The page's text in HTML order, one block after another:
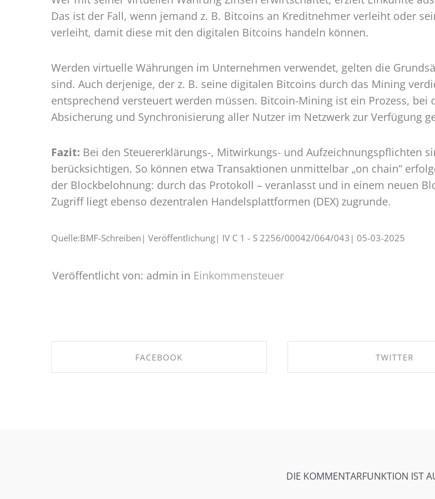
Das ist der Fall, wenn jemand z. B. Bitcoins an Kreditnehmer verleiht oder
verleiht, damit diese mit den digitalen Bitcoins handeln können.
Werden virtuelle Währungen im Unternehmen verwendet, gelten die
sind. Auch derjenige, der z. B. seine digitalen Bitcoins durch das Mining
entsprechend versteuert werden müssen. Bitcoin-Mining ist ein Prozess,
Absicherung und Synchronisierung aller Nutzer im Netzwerk zur Verfügung
Fazit: Bei den Steuererklärungs-, Mitwirkungs- und Aufzeichnungspflichten
berücksichtigen. So können etwa Transaktionen unmittelbar „on chain“
der Blockbelohnung: durch das Protokoll – veranlasst und in einem neuen
Zugriff liegt ebenso dezentralen Handelsplattformen (DEX) zugrunde.
Quelle:BMF-Schreiben| Veröffentlichung| IV C 1 - S 2256/00042/064/043| 05-03-2025
Veröffentlicht von: admin in Einkommensteuer
FACEBOOK TWITTER
DIE KOMMENTARFUNKTION IST